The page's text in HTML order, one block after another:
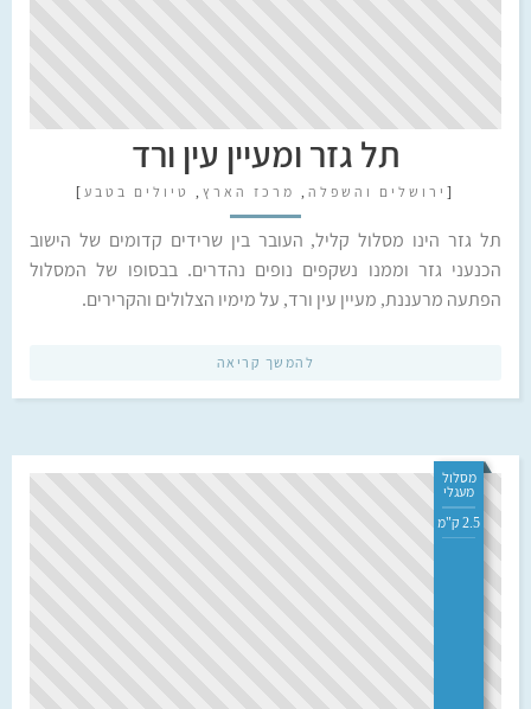
תל גזר ומעיין עין ורד
[ ירושלים והשפלה , מרכז הארץ , טיולים בטבע ]
תל גזר הינו מסלול קליל, העובר בין שרידים קדומים של הישוב
הכנעני גזר וממנו נשקפים נופים נהדרים. בבסופו של המסלול
הפתעה מרעננת, מעיין עין ורד, על מימיו הצלולים והקרירים.
להמשך קריאה
מסלול
מעגלי
2.5 ק"מ